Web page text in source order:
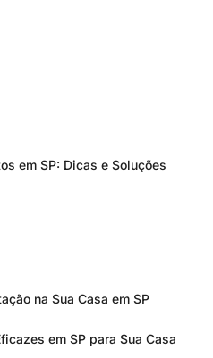
em SP: Dicas e Soluções
na Sua Casa em SP
em SP para Sua Casa